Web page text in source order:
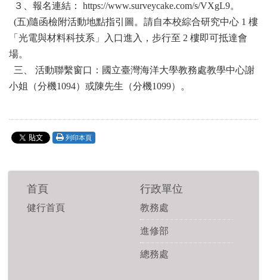
３、報名連結： https://www.surveycake.com/s/VXgL9。
(五)隨函檢附活動地點指引圖。請自本校綜合研究中心 1 樓
「光電與材料科技系」入口進入，步行至 2 樓即可抵達會
場。
三、 活動聯繫窗口：國立臺灣海洋大學教務處教學中心謝
小姐（分機1094）或陳先生（分機1099）。
列印本頁
首頁
健行首頁
行政單位
教務處
進修部
總務處